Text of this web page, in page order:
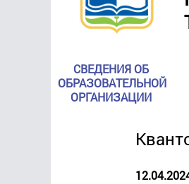
СВЕДЕНИЯ ОБ
ОБРАЗОВАТЕЛЬНОЙ
ОРГАНИЗАЦИИ